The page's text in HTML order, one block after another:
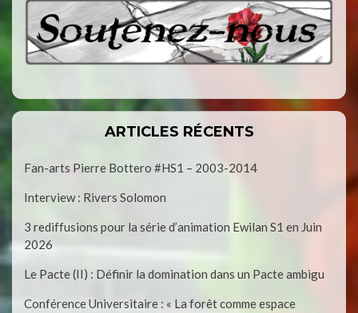
ARTICLES RÉCENTS
Fan-arts Pierre Bottero #HS1 – 2003-2014
Interview : Rivers Solomon
3 rediffusions pour la série d’animation Ewilan S1 en Juin
2026
Le Pacte (II) : Définir la domination dans un Pacte ambigu
Conférence Universitaire : « La forêt comme espace